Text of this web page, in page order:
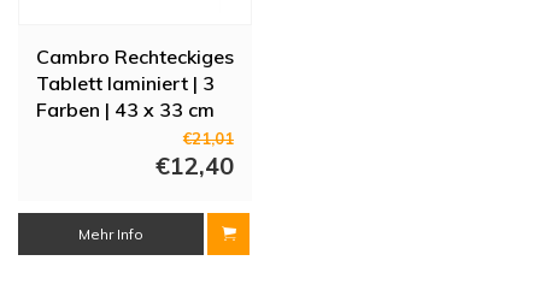
Cambro Rechteckiges
Tablett laminiert | 3
Farben | 43 x 33 cm
€21,01
€12,40
Mehr Info